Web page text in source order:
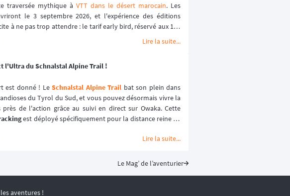
traversée mythique à VTT dans le désert marocain. Les
le 3 septembre 2026, et l'expérience des éditions
à ne pas trop attendre : le tarif early bird, réservé aux 100
Lire la suite...
l'Ultra du Schnalstal Alpine Trail !
est donné ! Le Schnalstal Alpine Trail bat son plein dans
du Tyrol du Sud, et vous pouvez désormais vivre la
près de l'action grâce au suivi en direct sur Owaka. Cette
est déployé spécifiquement pour la distance reine de
Lire la suite...
Le Mag’ de l’aventurier
aventures !